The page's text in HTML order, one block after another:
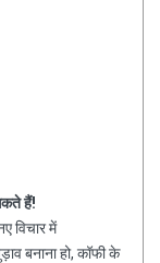
हैं!
विचार में
बनाना हो, कॉफी के